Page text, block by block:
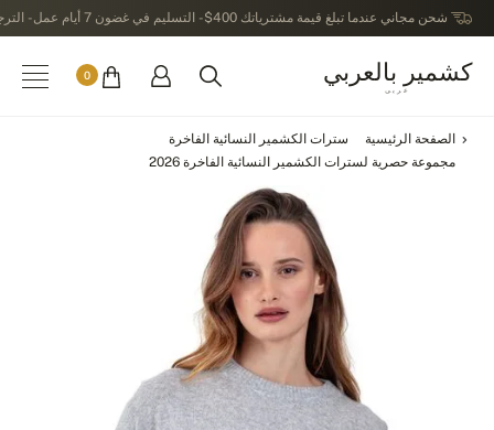
شحن مجاني عندما تبلغ قيمة مشترياتك 400$ - التسليم في غضون 7 أيام عمل - الترجيع في خلال 14 يوماً بعد الاستلام
كشمير بالعربي
عربى
0
الصفحة الرئيسية
سترات الكشمير النسائية الفاخرة
مجموعة حصرية لسترات الكشمير النسائية الفاخرة 2026